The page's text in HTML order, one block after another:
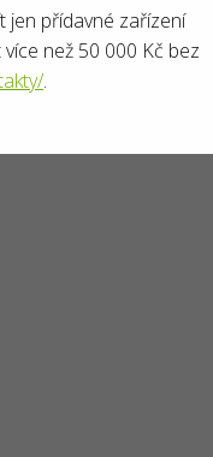
jen přídavné zařízení
než 50 000 Kč bez
.